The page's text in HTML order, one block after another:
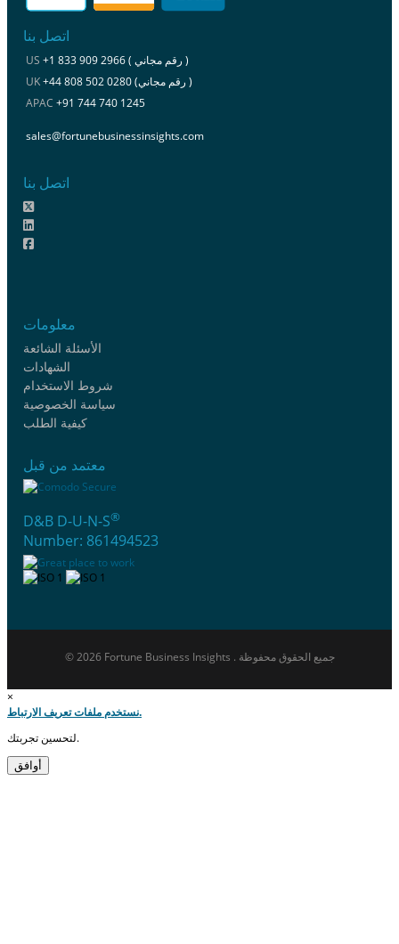
اتصل بنا
US
+1 833 909 2966 ( رقم مجاني )
UK
+44 808 502 0280 (رقم مجاني )
APAC +91 744 740 1245
sales@fortunebusinessinsights.com
اتصل بنا
معلومات
الأسئلة الشائعة
الشهادات
شروط الاستخدام
سياسة الخصوصية
كيفية الطلب
معتمد من قبل
D&B D-U-N-S®
Number: 861494523
© 2026 Fortune Business Insights . جميع الحقوق محفوظة
×
نستخدم ملفات تعريف الارتباط.
لتحسين تجربتك.
أوافق